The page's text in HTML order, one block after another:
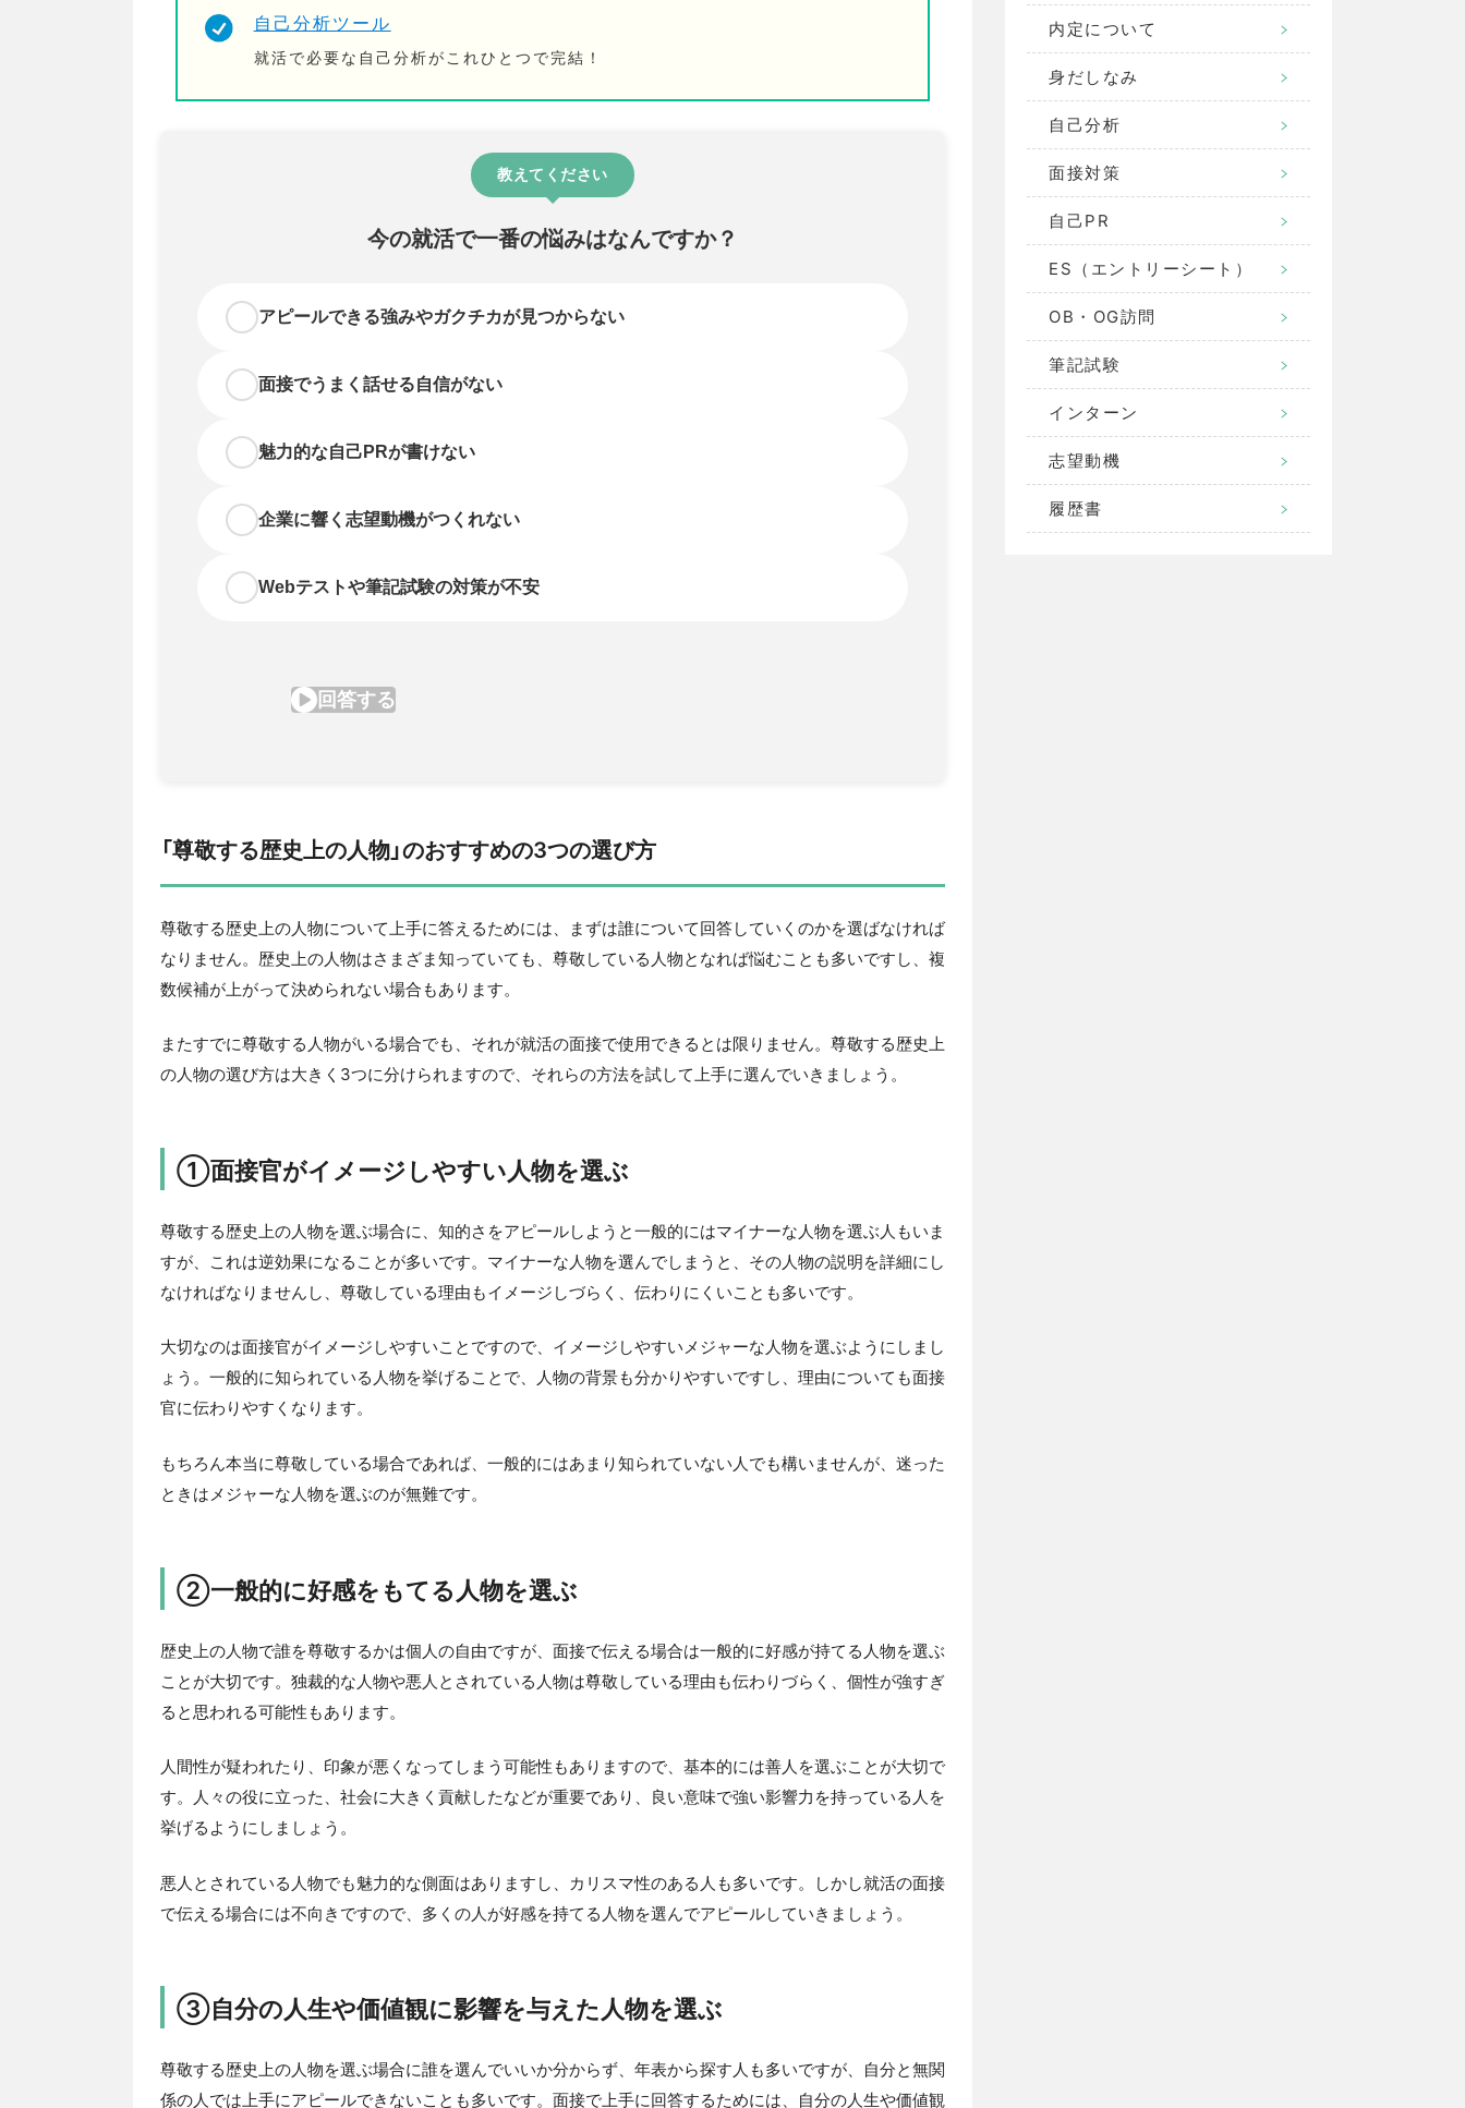
自己分析ツール
就活で必要な自己分析がこれひとつで完結！
「尊敬する歴史上の人物」のおすすめの3つの選び方
尊敬する歴史上の人物について上手に答えるためには、まずは誰について回答していくのかを選ばなければ
なりません。歴史上の人物はさまざま知っていても、尊敬している人物となれば悩むことも多いですし、複
数候補が上がって決められない場合もあります。
またすでに尊敬する人物がいる場合でも、それが就活の面接で使用できるとは限りません。尊敬する歴史上
の人物の選び方は大きく3つに分けられますので、それらの方法を試して上手に選んでいきましょう。
①面接官がイメージしやすい人物を選ぶ
尊敬する歴史上の人物を選ぶ場合に、知的さをアピールしようと一般的にはマイナーな人物を選ぶ人もいま
すが、これは逆効果になることが多いです。マイナーな人物を選んでしまうと、その人物の説明を詳細にし
なければなりませんし、尊敬している理由もイメージしづらく、伝わりにくいことも多いです。
大切なのは面接官がイメージしやすいことですので、イメージしやすいメジャーな人物を選ぶようにしまし
ょう。一般的に知られている人物を挙げることで、人物の背景も分かりやすいですし、理由についても面接
官に伝わりやすくなります。
もちろん本当に尊敬している場合であれば、一般的にはあまり知られていない人でも構いませんが、迷った
ときはメジャーな人物を選ぶのが無難です。
②一般的に好感をもてる人物を選ぶ
歴史上の人物で誰を尊敬するかは個人の自由ですが、面接で伝える場合は一般的に好感が持てる人物を選ぶ
ことが大切です。独裁的な人物や悪人とされている人物は尊敬している理由も伝わりづらく、個性が強すぎ
ると思われる可能性もあります。
人間性が疑われたり、印象が悪くなってしまう可能性もありますので、基本的には善人を選ぶことが大切で
す。人々の役に立った、社会に大きく貢献したなどが重要であり、良い意味で強い影響力を持っている人を
挙げるようにしましょう。
悪人とされている人物でも魅力的な側面はありますし、カリスマ性のある人も多いです。しかし就活の面接
で伝える場合には不向きですので、多くの人が好感を持てる人物を選んでアピールしていきましょう。
③自分の人生や価値観に影響を与えた人物を選ぶ
尊敬する歴史上の人物を選ぶ場合に誰を選んでいいか分からず、年表から探す人も多いですが、自分と無関
係の人では上手にアピールできないことも多いです。面接で上手に回答するためには、自分の人生や価値観
内定について
身だしなみ
自己分析
面接対策
自己PR
ES（エントリーシート）
OB・OG訪問
筆記試験
インターン
志望動機
履歴書